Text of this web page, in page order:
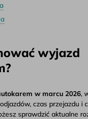
wyjazd
w marcu 2026,
czas przejazdu i
sprawdzić aktualne